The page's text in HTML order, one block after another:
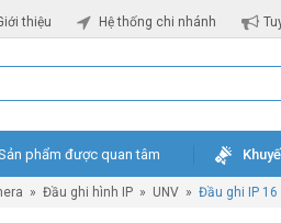
thiệu Hệ thống chi nhánh
phẩm được quan tâm
» Đầu ghi hình IP » UNV » Đầu ghi IP 16